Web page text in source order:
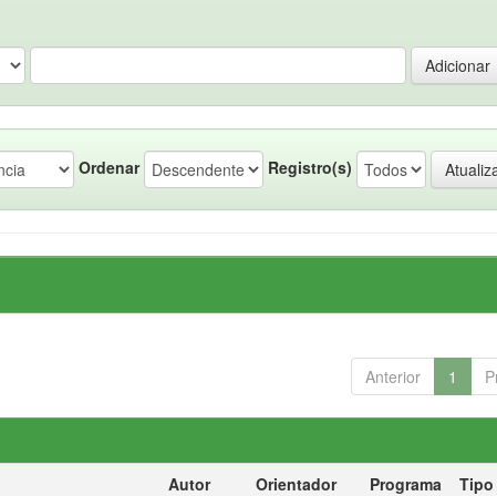
Ordenar Registro(s)
Anterior 1
Autor Orientador Programa
Tipo